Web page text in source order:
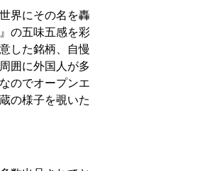
界にその名を轟
の五味五感を彩
した銘柄、自慢
囲に外国人が多
のでオープンエ
の様子を覗いた